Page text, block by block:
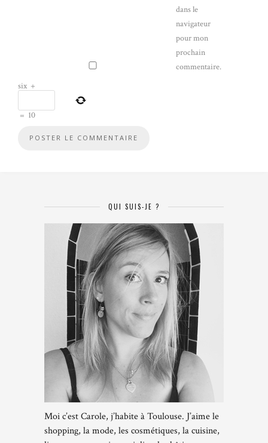
dans le
navigateur
pour mon
prochain
commentaire.
six +
= 10
QUI SUIS-JE ?
Moi c’est Carole, j’habite à Toulouse. J’aime le
shopping, la mode, les cosmétiques, la cuisine,